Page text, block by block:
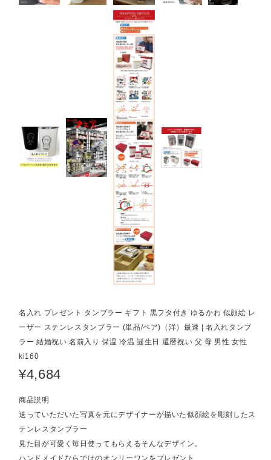
名入れ プレゼント タンブラー ギフト 黒フタ付き ゆるかわ 似顔絵 レ
ーザー ステンレスタンブラー (単品/ペア)（洋）最速 | 名入れタンブ
ラー 結婚祝い 名前入り 保温 冷温 誕生日 還暦祝い 父 母 男性 女性
ki160
¥4,684
商品説明
送っていただいた写真を元にデザイナーが描いた似顔絵を彫刻したス
テンレスタンブラー
見た目が可愛く毎日使ってもらえるそんなデザイン。
ハンドメイドならではのオンリーワンをプレゼント